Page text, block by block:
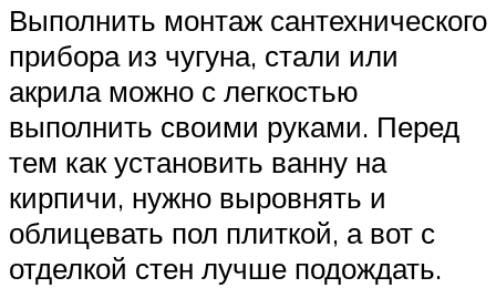
Выполнить монтаж сантехнического
прибора из чугуна, стали или
акрила можно с легкостью
выполнить своими руками. Перед
тем как установить ванну на
кирпичи, нужно выровнять и
облицевать пол плиткой, а вот с
отделкой стен лучше подождать.